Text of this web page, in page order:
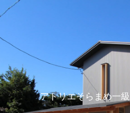
アトリエそらまめ一